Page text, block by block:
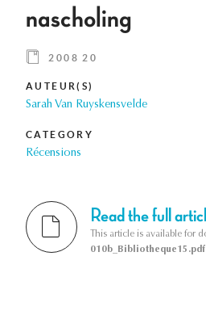
nascholing
2008 20
AUTEUR(S)
Sarah Van Ruyskensvelde
CATEGORY
Récensions
Read the full
This article is available for
010b_Bibliotheque15.pdf